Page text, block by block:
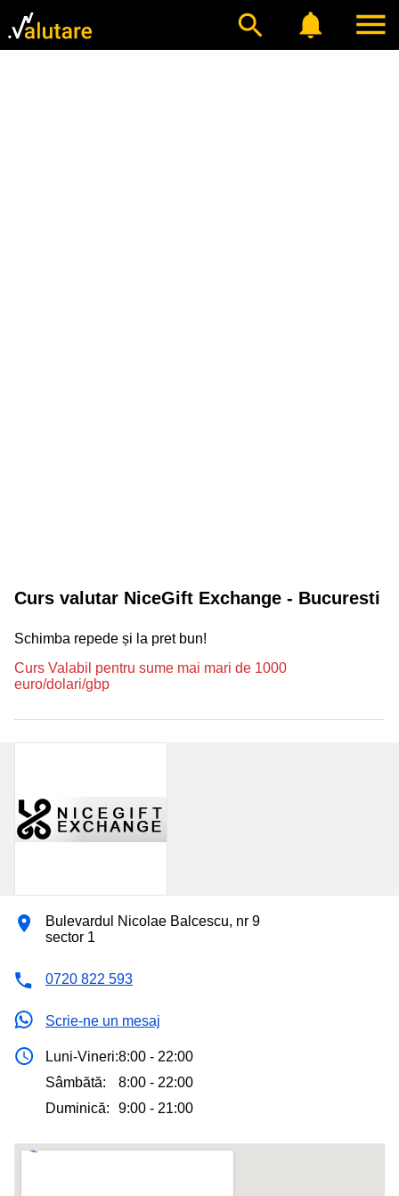
Curs valutar NiceGift Exchange - Bucuresti
Schimba repede și la pret bun!
Curs Valabil pentru sume mai mari de 1000
euro/dolari/gbp
Bulevardul Nicolae Balcescu, nr 9
sector 1
0720 822 593
Scrie-ne un mesaj
Luni-Vineri:8:00 - 22:00
Sâmbătă:
8:00 - 22:00
Duminică:
9:00 - 21:00